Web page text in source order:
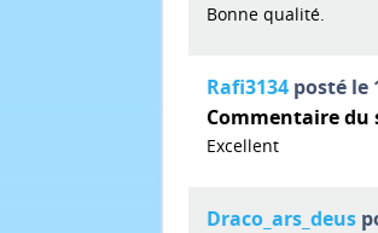
Bonne qualité.
Rafi3134 posté le
Commentaire du
Excellent
Draco_ars_deus